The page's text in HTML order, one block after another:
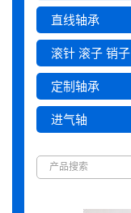
直线轴承
滚针 滚子 销子
定制轴承
进气轴